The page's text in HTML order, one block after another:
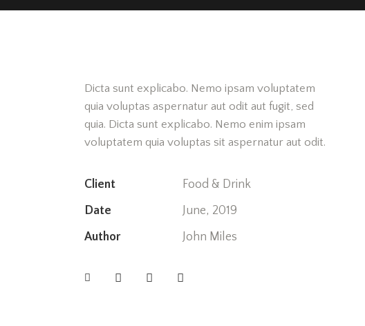
Dicta sunt explicabo. Nemo ipsam voluptatem
quia voluptas aspernatur aut odit aut fugit, sed
quia. Dicta sunt explicabo. Nemo enim ipsam
voluptatem quia voluptas sit aspernatur aut odit.
Client
Food & Drink
Date
June, 2019
Author
John Miles